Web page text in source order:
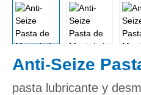
Anti-Seize
pasta lubricante y